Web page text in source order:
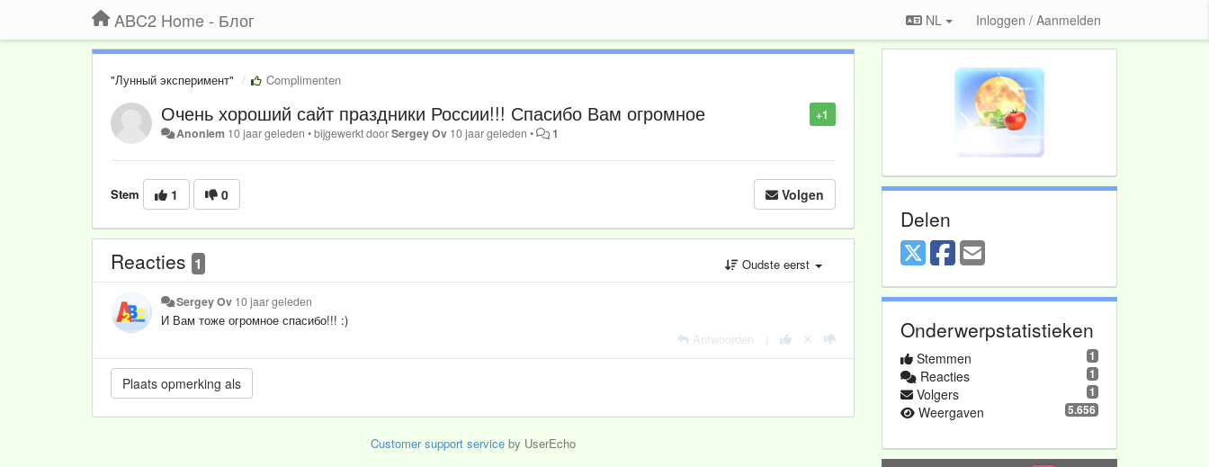
ABC2 Home - Блог NL Inloggen / Aanmelden
"Лунный эксперимент" Complimenten
+1
Очень хороший сайт праздники России!!! Спасибо Вам огромное
Anoniem 10 jaar geleden •bijgewerkt doorSergey Ov 10 jaar geleden • 1
Stem 1 0 Volgen
Reacties 1 Oudste eerst
Sergey Ov 10 jaar geleden
И Вам тоже огромное спасибо!!! :)
Antwoorden
Customer support serviceby UserEcho
Delen
Onderwerpstatistieken
1
Stemmen
1
Reacties
1
Volgers
5.656
Weergaven